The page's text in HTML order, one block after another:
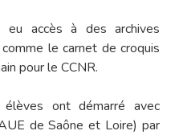
accès à des archives
le carnet de croquis
pour le CCNR.
ont démarré avec
de Saône et Loire) par